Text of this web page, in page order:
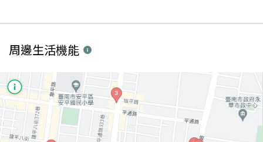
周邊生活機能